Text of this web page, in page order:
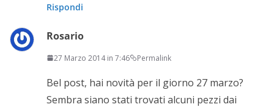
Rispondi
Rosario
27 Marzo 2014 in 7:46 Permalink
Bel post, hai novità per il giorno 27 marzo?
Sembra siano stati trovati alcuni pezzi dai